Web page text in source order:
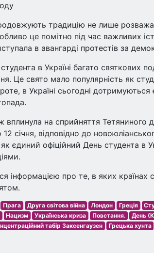
традицію не лише
це помітно під час важливих
в авангарді протестів за
в Україні багато святкових
Це свято мало популярність як
в Україні сьогодні дотримуються
вплинула на сприйняття Тетяниного
12 січня, відповідно до
єдиний офіційний День студента в
інформацією про те, в яких країнах
Прага Друга світова війна Лондон Греція
Нацизм Українська криза Повстання. День
табір Заксенгаузен Грецька хунта